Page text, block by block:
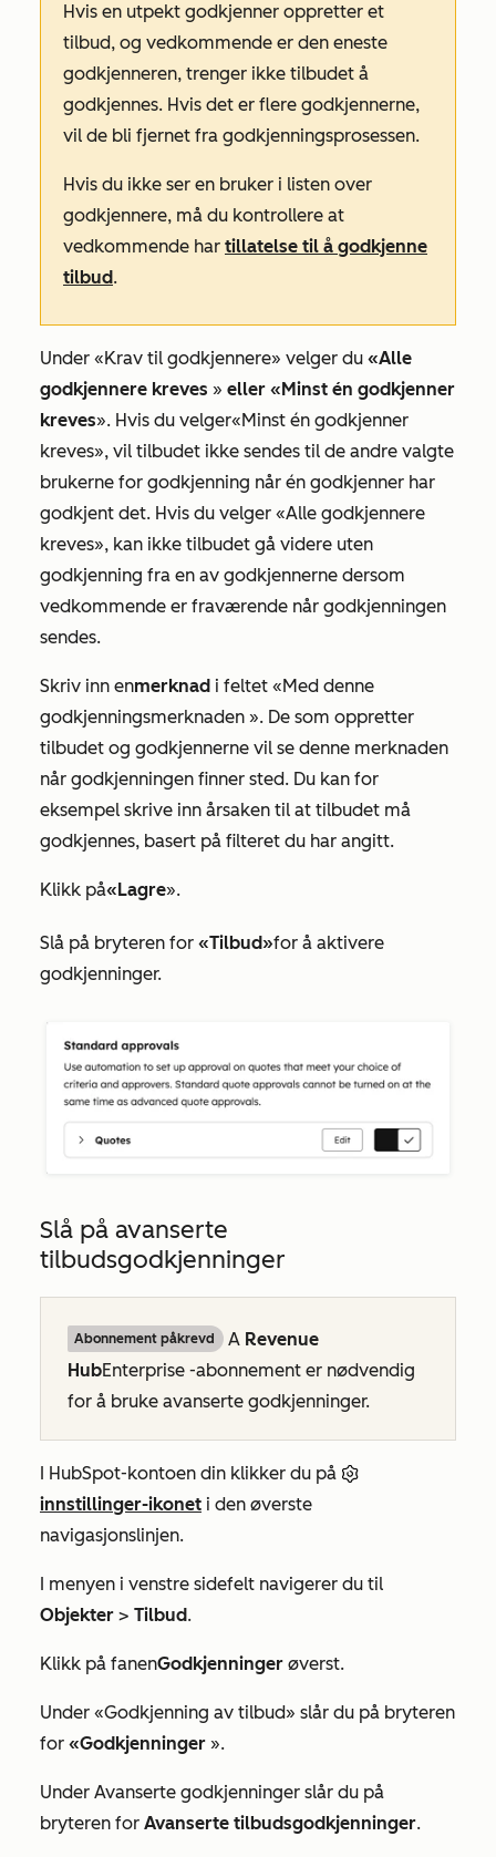
Hvis en utpekt godkjenner oppretter et
tilbud, og vedkommende er den eneste
godkjenneren, trenger ikke tilbudet å
godkjennes. Hvis det er flere godkjennerne,
vil de bli fjernet fra godkjenningsprosessen.
Hvis du ikke ser en bruker i listen over
godkjennere, må du kontrollere at
vedkommende har tillatelse til å godkjenne
tilbud.
Under «Krav til godkjennere» velger du «Alle
godkjennere kreves » eller «Minst én godkjenner
kreves». Hvis du velger«Minst én godkjenner
kreves», vil tilbudet ikke sendes til de andre valgte
brukerne for godkjenning når én godkjenner har
godkjent det. Hvis du velger «Alle godkjennere
kreves», kan ikke tilbudet gå videre uten
godkjenning fra en av godkjennerne dersom
vedkommende er fraværende når godkjenningen
sendes.
Skriv inn enmerknad i feltet «Med denne
godkjenningsmerknaden ». De som oppretter
tilbudet og godkjennerne vil se denne merknaden
når godkjenningen finner sted. Du kan for
eksempel skrive inn årsaken til at tilbudet må
godkjennes, basert på filteret du har angitt.
Klikk på«Lagre».
Slå på bryteren for «Tilbud»for å aktivere
godkjenninger.
Slå på avanserte
tilbudsgodkjenninger
Abonnement påkrevd A Revenue
HubEnterprise -abonnement er nødvendig
for å bruke avanserte godkjenninger.
I HubSpot-kontoen din klikker du på
innstillinger-ikonet i den øverste
navigasjonslinjen.
I menyen i venstre sidefelt navigerer du til
Objekter > Tilbud.
Klikk på fanenGodkjenninger øverst.
Under «Godkjenning av tilbud» slår du på bryteren
for «Godkjenninger ».
Under Avanserte godkjenninger slår du på
bryteren for Avanserte tilbudsgodkjenninger.